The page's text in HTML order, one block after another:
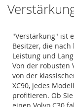
"Verstärkung" ist
Besitzer, die
Leistung und
Von der robusten
von der
XC90, jedes
profitieren. Ob